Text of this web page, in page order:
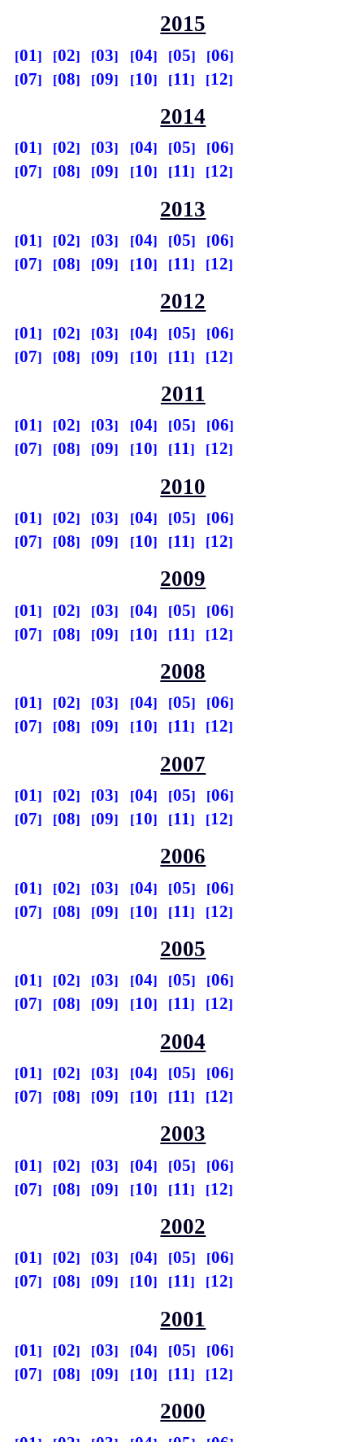
2015
01 02 03 04 05
06
07
08 09 10 11 12
2014
01 02 03 04 05
06
07
08 09 10 11 12
2013
01 02 03 04 05
06
07
08 09 10 11 12
2012
01 02 03 04 05
06
07
08 09 10 11 12
2011
01 02 03 04 05
06
07
08 09 10 11 12
2010
01 02 03 04 05
06
07
08 09 10 11 12
2009
01 02 03 04 05
06
07
08 09 10 11 12
2008
01 02 03 04 05
06
07
08 09 10 11 12
2007
01 02 03 04 05
06
07
08 09 10 11 12
2006
01 02 03 04 05
06
07
08 09 10 11 12
2005
01 02 03 04 05
06
07
08 09 10 11 12
2004
01 02 03 04 05
06
07
08 09 10 11 12
2003
01 02 03 04 05
06
07
08 09 10 11 12
2002
01 02 03 04 05
06
07
08 09 10 11 12
2001
01 02 03 04 05
06
07
08 09 10 11 12
2000